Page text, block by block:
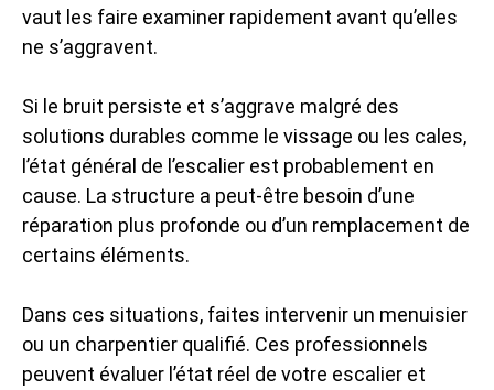
vaut les faire examiner rapidement avant qu’elles
ne s’aggravent.
Si le bruit persiste et s’aggrave malgré des
solutions durables comme le vissage ou les cales,
l’état général de l’escalier est probablement en
cause. La structure a peut-être besoin d’une
réparation plus profonde ou d’un remplacement de
certains éléments.
Dans ces situations, faites intervenir un menuisier
ou un charpentier qualifié. Ces professionnels
peuvent évaluer l’état réel de votre escalier et